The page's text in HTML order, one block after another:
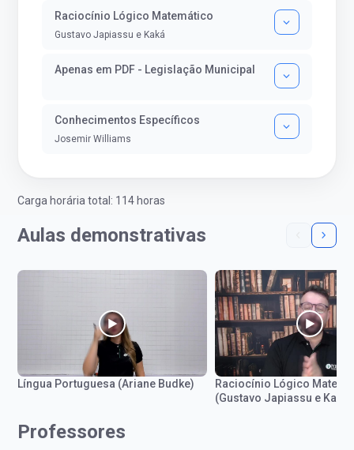
Raciocínio Lógico Matemático
Gustavo Japiassu e Kaká
Apenas em PDF - Legislação Municipal
Conhecimentos Específicos
Josemir Williams
Carga horária total: 114 horas
Aulas demonstrativas
Língua Portuguesa (Ariane Budke)
Raciocínio Lógico
(Gustavo Japiassu e Kaká)
Professores